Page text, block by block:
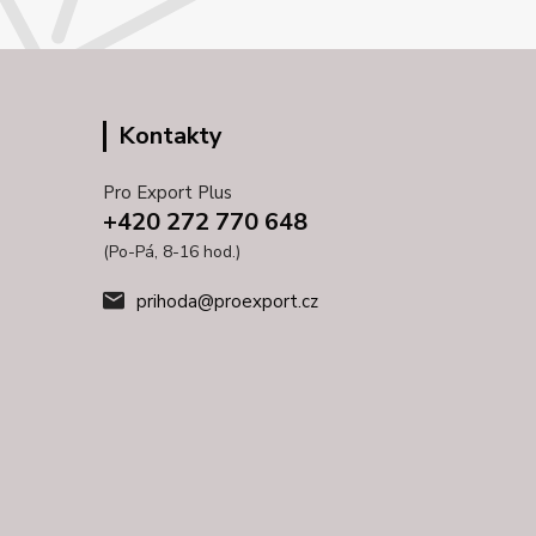
Kontakty
Pro Export Plus
+420 272 770 648
(Po-Pá, 8-16 hod.)
prihoda@proexport.cz